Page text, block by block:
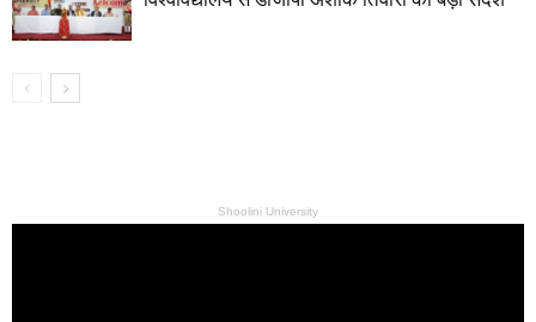
Shoolini University